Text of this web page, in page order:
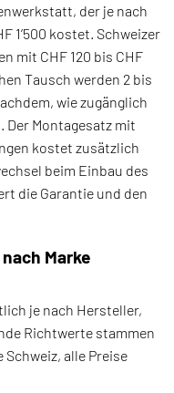
der je nach
1’500 kostet. Schweizer
mit CHF 120 bis CHF
Tausch werden 2 bis
wie zugänglich
Der Montagesatz mit
kostet zusätzlich
beim Einbau des
die Garantie und den
Marke
je nach Hersteller,
Richtwerte stammen
alle Preise